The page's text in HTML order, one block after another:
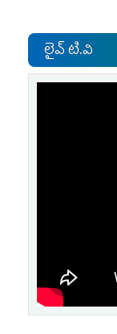
లైవ్ టి.వి